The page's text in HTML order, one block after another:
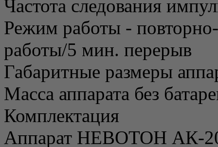
Частота следования
Режим работы -
работы/5 мин. перерыв
Габаритные размеры
Масса аппарата без
Комплектация
Аппарат НЕВОТОН АК-